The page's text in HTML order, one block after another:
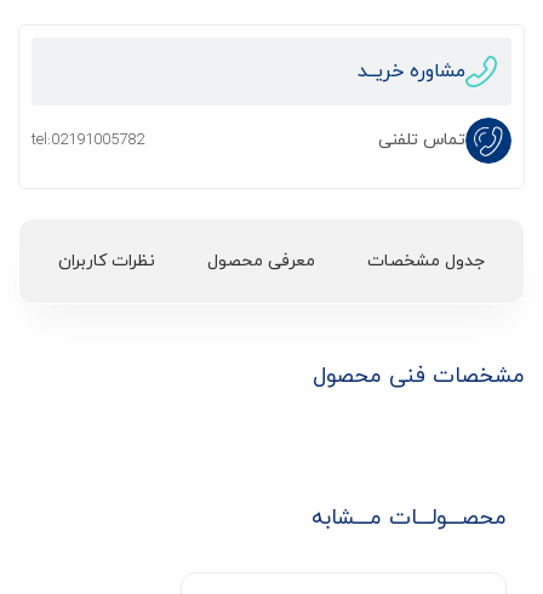
مشاوره خریــد
تماس تلفنی tel:02191005782
جدول مشخصات معرفی محصول نظرات کاربران
مشخصات فنی محصول
محصـــولـــات مـــشابه